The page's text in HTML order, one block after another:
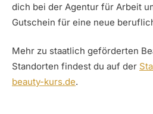
dich bei der Agentur für Arbeit
Gutschein für eine neue
Mehr zu staatlich geförderten
Standorten findest du auf der
beauty-kurs.de.